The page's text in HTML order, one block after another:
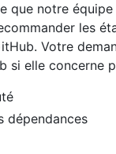
que notre
les
Votre
si elle concerne
dépendances